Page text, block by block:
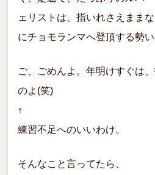
ェリストは、指いれさえまま
にチョモランマへ登頂する勢い
ご、ごめんよ。年明けすぐは
のよ(笑)
↑
練習不足へのいいわけ。
そんなこと言ってたら、